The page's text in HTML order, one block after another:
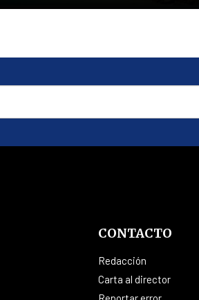
CONTACTO
Redacción
Carta al director